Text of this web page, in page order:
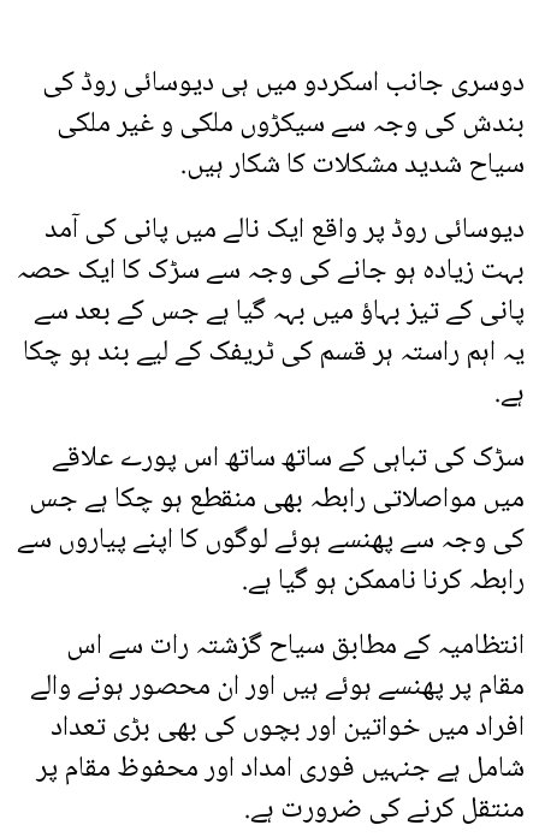
دوسری جانب اسکردو میں ہی دیوسائی روڈ کی
بندش کی وجہ سے سیکڑوں ملکی و غیر ملکی
سیاح شدید مشکلات کا شکار ہیں.
دیوسائی روڈ پر واقع ایک نالے میں پانی کی آمد
بہت زیادہ ہو جانے کی وجہ سے سڑک کا ایک حصہ
پانی کے تیز بہاؤ میں بہہ گیا ہے جس کے بعد سے
یہ اہم راستہ ہر قسم کی ٹریفک کے لیے بند ہو چکا
ہے.
سڑک کی تباہی کے ساتھ ساتھ اس پورے علاقے
میں مواصلاتی رابطہ بھی منقطع ہو چکا ہے جس
کی وجہ سے پھنسے ہوئے لوگوں کا اپنے پیاروں سے
رابطہ کرنا ناممکن ہو گیا ہے.
انتظامیہ کے مطابق سیاح گزشتہ رات سے اس
مقام پر پھنسے ہوئے ہیں اور ان محصور ہونے والے
افراد میں خواتین اور بچوں کی بھی بڑی تعداد
شامل ہے جنہیں فوری امداد اور محفوظ مقام پر
منتقل کرنے کی ضرورت ہے.